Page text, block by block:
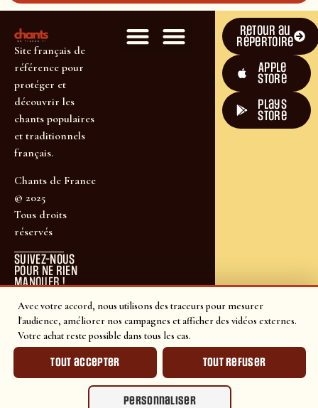
Avec votre accord, nous utilisons des traceurs pour mesurer
l'audience, améliorer nos campagnes et afficher des vidéos externes.
Votre achat reste possible dans tous les cas.
Tout accepter Tout refuser
Personnaliser
Site français de
référence pour
protéger et
découvrir les
chants populaires
et traditionnels
français.
Chants de France
© 2025
Tous droits
réservés
SUIVEZ-NOUS
POUR NE RIEN
MANQUER !
Retour au
répertoire
Apple
Store
plays
store